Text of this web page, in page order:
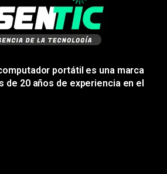
portátil es una marca
de 20 años de experiencia en el